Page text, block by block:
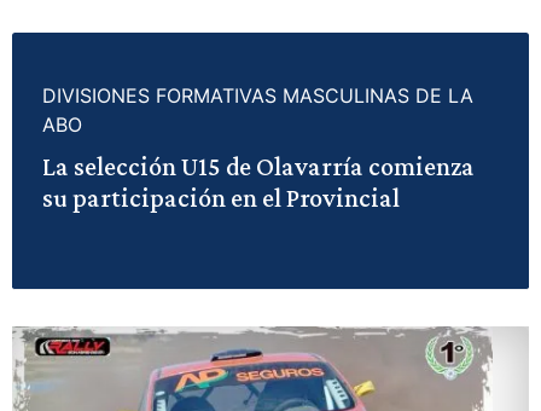
DIVISIONES FORMATIVAS MASCULINAS DE LA
ABO
La selección U15 de Olavarría comienza
su participación en el Provincial